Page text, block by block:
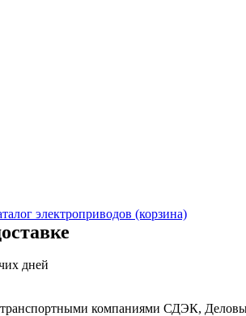
электроприводов (корзина)
дней
транспортными компаниями СДЭК,